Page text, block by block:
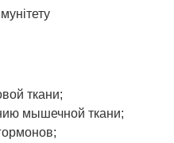
ткани;
мышечной ткани;